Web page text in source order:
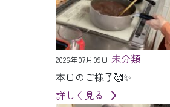
2026年07月09日 未分類
本日のご様子🥰✨
詳しく見る